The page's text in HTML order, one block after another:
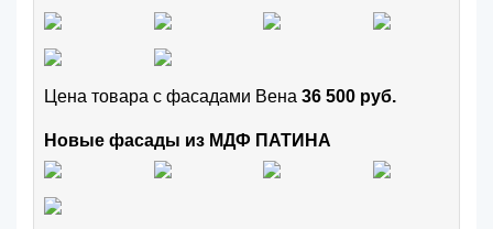
Цена товара с фасадами Вена 36 500 руб.
Новые фасады из МДФ ПАТИНА